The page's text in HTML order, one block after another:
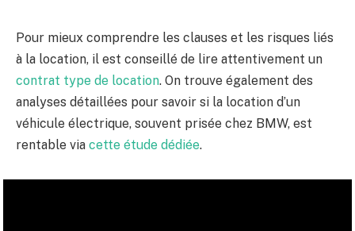
Pour mieux comprendre les clauses et les risques liés
à la location, il est conseillé de lire attentivement un
contrat type de location. On trouve également des
analyses détaillées pour savoir si la location d’un
véhicule électrique, souvent prisée chez BMW, est
rentable via cette étude dédiée.